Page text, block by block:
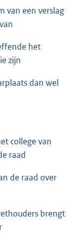
van een verslag
het
zijn
dan wel
college van
raad
de raad over
brengt